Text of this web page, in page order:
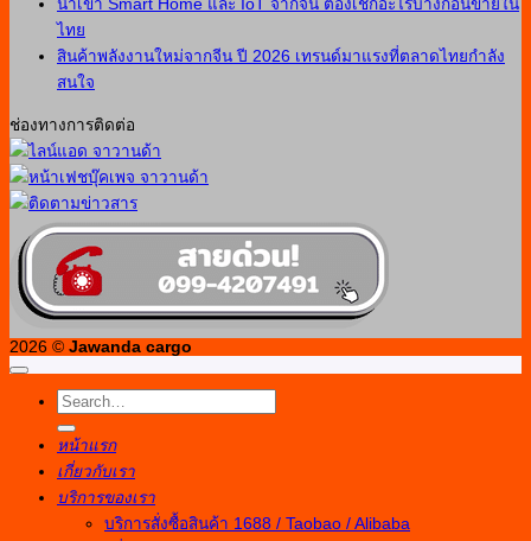
นำเข้า Smart Home และ IoT จากจีน ต้องเช็กอะไรบ้างก่อนขายใน
ไทย
สินค้าพลังงานใหม่จากจีน ปี 2026 เทรนด์มาแรงที่ตลาดไทยกำลัง
สนใจ
ช่องทางการติดต่อ
2026 © Jawanda cargo
หน้าแรก
เกี่ยวกับเรา
บริการของเรา
บริการสั่งซื้อสินค้า 1688 / Taobao / Alibaba